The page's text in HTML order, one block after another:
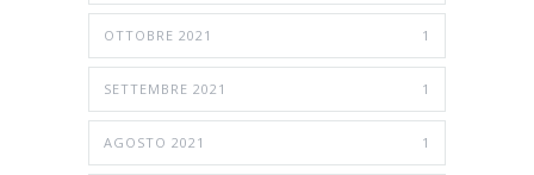
OTTOBRE 2021 1
SETTEMBRE 2021 1
AGOSTO 2021 1